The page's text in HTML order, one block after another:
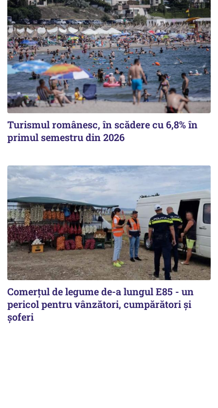
Turismul românesc, în scădere cu 6,8% în
primul semestru din 2026
Comerțul de legume de-a lungul E85 - un
pericol pentru vânzători, cumpărători și
șoferi